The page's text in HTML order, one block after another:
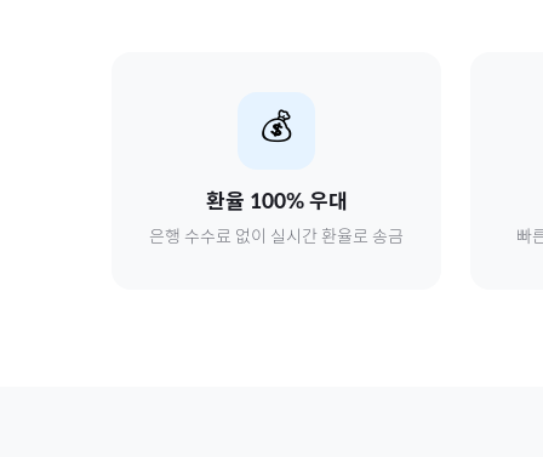
💰
환율 100% 우대
은행 수수료 없이 실시간 환율로 송금 빠